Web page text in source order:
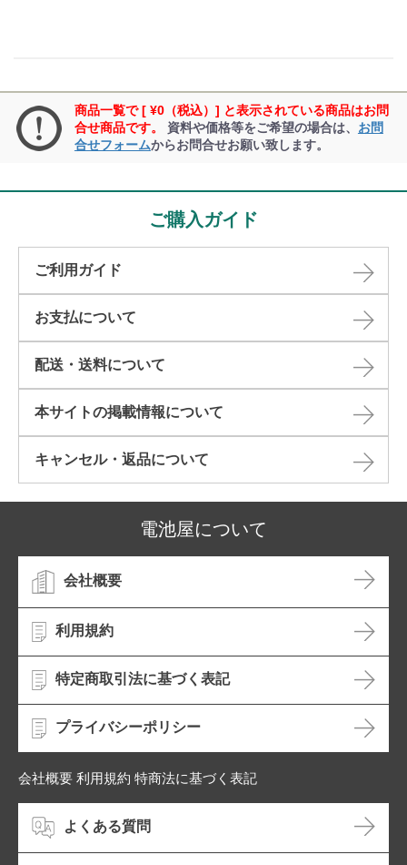
商品一覧で [ ¥0（税込）] と表示されている商品はお問
合せ商品です。
資料や価格等をご希望の場合は、 お問
合せフォームからお問合せお願い致します。
ご購入ガイド
ご利用ガイド
お支払について
配送・送料について
本サイトの掲載情報について​
キャンセル・返品について​
電池屋について
会社概要
利用規約
特定商取引法に基づく表記
プライバシーポリシー
会社概要 利用規約 特商法に基づく表記
よくある質問